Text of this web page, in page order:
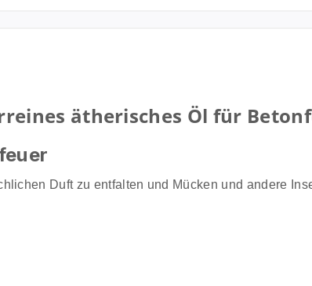
ätherisches Öl für
Duft zu entfalten und Mücken und andere